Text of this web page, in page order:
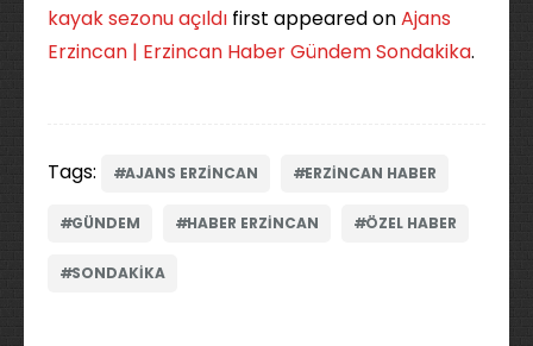
kayak sezonu açıldı first appeared onAjans
Erzincan | Erzincan Haber Gündem Sondakika.
Tags: AJANS ERZINCAN ERZINCAN HABER
GÜNDEM HABER ERZINCAN ÖZEL HABER
SONDAKIKA